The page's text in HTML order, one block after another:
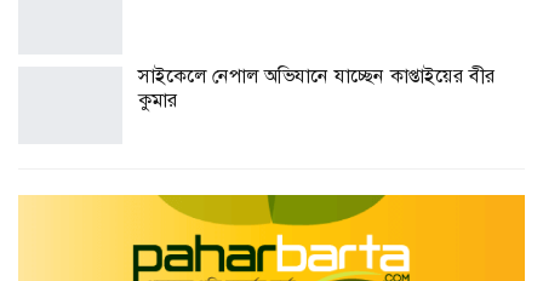
সাইকেলে নেপাল অভিযানে যাচ্ছেন কাপ্তাইয়ের বীর
কুমার